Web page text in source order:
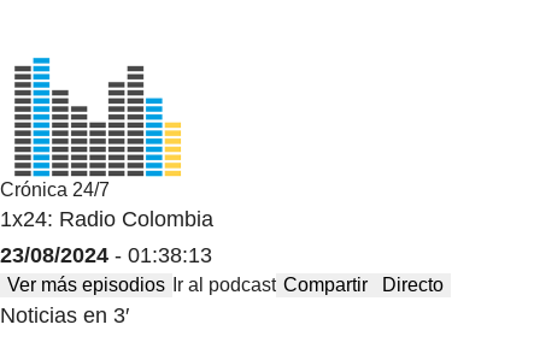
Crónica 24/7
1x24: Radio Colombia
23/08/2024 - 01:38:13
Ver más episodios Ir al podcast Compartir Directo
Noticias en 3′